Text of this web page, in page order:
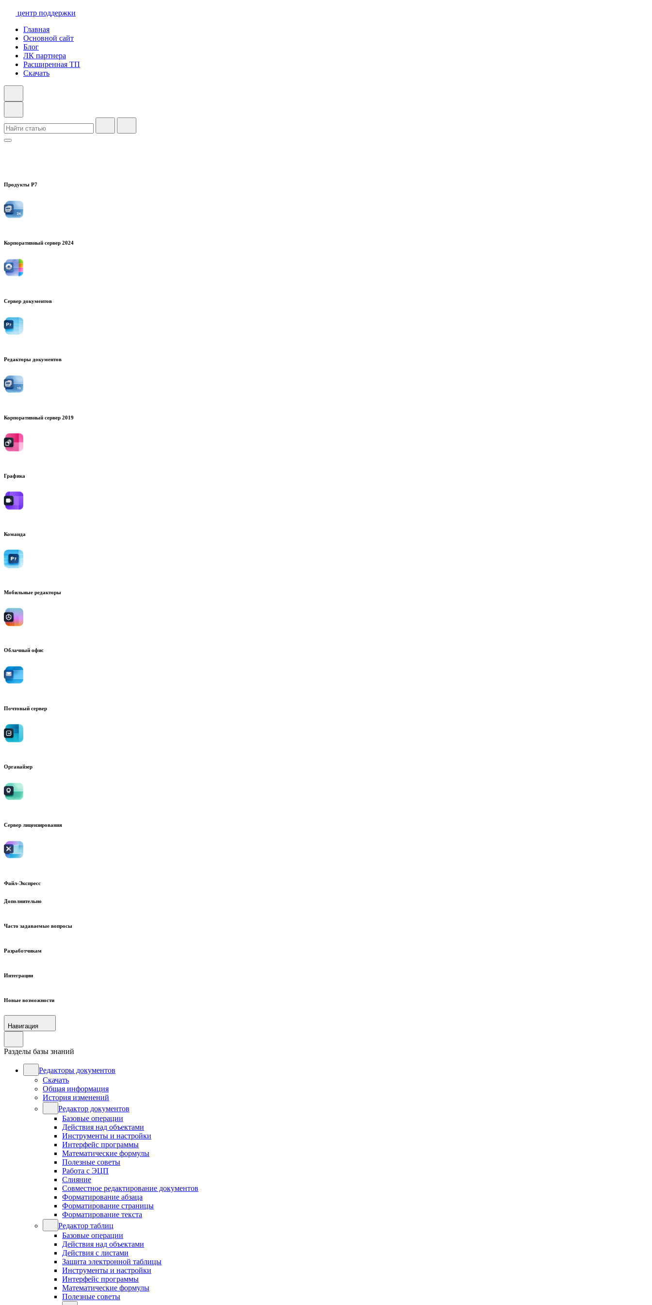
центр поддержки
Главная
Основной сайт
Блог
ЛК партнера
Расширенная ТП
Скачать
Продукты Р7
Корпоративный сервер 2024
Сервер документов
Редакторы документов
Корпоративный сервер 2019
Графика
Команда
Мобильные редакторы
Облачный офис
Почтовый сервер
Органайзер
Сервер лицензирования
Файл-Экспресс
Дополнительно
Часто задаваемые вопросы
Разработчикам
Интеграции
Новые возможности
Навигация
Разделы базы знаний
Редакторы документов
Скачать
Общая информация
История изменений
Редактор документов
Базовые операции
Действия над объектами
Инструменты и настройки
Интерфейс программы
Математические формулы
Полезные советы
Работа с ЭЦП
Слияние
Совместное редактирование документов
Форматирование абзаца
Форматирование страницы
Форматирование текста
Редактор таблиц
Базовые операции
Действия над объектами
Действия с листами
Защита электронной таблицы
Инструменты и настройки
Интерфейс программы
Математические формулы
Полезные советы